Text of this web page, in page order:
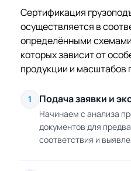
Сертификация
осуществляется в
определёнными
которых зависит от
продукции и масштабов
1 Подача заявки и
Начинаем с анализа
документов для
соответствия и